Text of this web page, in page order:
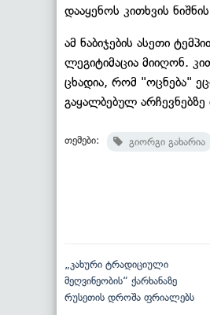
დააყენოს კითხვის
ამ ნაბიჯების ასეთი
ლეგიტიმაცია მიიღონ.
ცხადია, რომ "ოცნება"
გაყალბებულ
თემები: გიორგი გახარია
„კახური ტრადიციული
მეღვინეობის“ ქარხანაზე
რუსეთის დროშა ფრიალებს